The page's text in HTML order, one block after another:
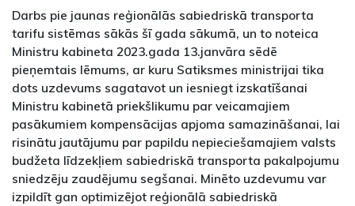
Darbs pie jaunas reģionālās sabiedriskā transporta
tarifu sistēmas sākās šī gada sākumā, un to noteica
Ministru kabineta 2023.gada 13.janvāra sēdē
pieņemtais lēmums, ar kuru Satiksmes ministrijai tika
dots uzdevums sagatavot un iesniegt izskatīšanai
Ministru kabinetā priekšlikumu par veicamajiem
pasākumiem kompensācijas apjoma samazināšanai, lai
risinātu jautājumu par papildu nepieciešamajiem valsts
budžeta līdzekļiem sabiedriskā transporta pakalpojumu
sniedzēju zaudējumu segšanai. Minēto uzdevumu var
izpildīt gan optimizējot reģionālā sabiedriskā